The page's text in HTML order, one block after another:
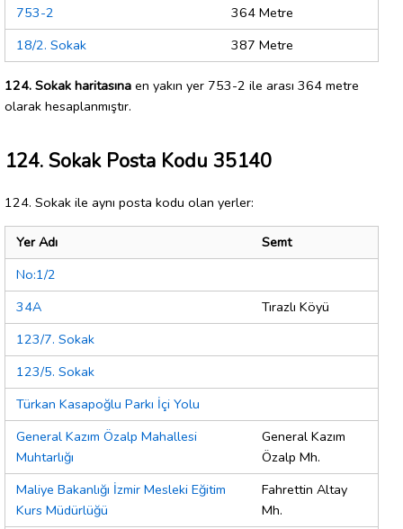
753-2
364 Metre
18/2. Sokak
387 Metre
124. Sokak haritasına en yakın yer 753-2 ile arası 364 metre
olarak hesaplanmıştır.
124. Sokak Posta Kodu 35140
124. Sokak ile aynı posta kodu olan yerler:
Yer Adı
Semt
No:1/2
34A
Tırazlı Köyü
123/7. Sokak
123/5. Sokak
Türkan Kasapoğlu Parkı İçi Yolu
General Kazım Özalp Mahallesi
Muhtarlığı
General Kazım
Özalp Mh.
Maliye Bakanlığı İzmir Mesleki Eğitim
Kurs Müdürlüğü
Fahrettin Altay
Mh.